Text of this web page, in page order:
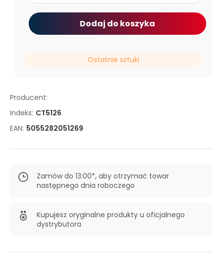
Producent:
Indeks: CT5126
EAN: 5055282051269
Zamów do 13:00*, aby otrzymać towar
następnego dnia roboczego
Kupujesz oryginalne produkty u oficjalnego
dystrybutora
Dodaj do koszyka
Ostatnie sztuki